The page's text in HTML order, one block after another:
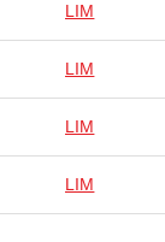
LIM
LIM
LIM
LIM